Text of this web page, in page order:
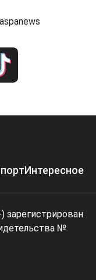
Интересное
зарегистрирован
№